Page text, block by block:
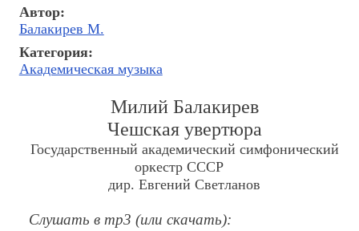
Автор:
Балакирев М.
Категория:
Академическая музыка
Милий Балакирев
Чешская увертюра
Государственный академический симфонический
оркестр СССР
дир. Евгений Светланов
Cлушать в mp3 (или скачать):